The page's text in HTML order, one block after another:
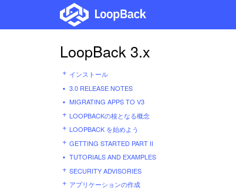
LoopBack 3.x
インストール
3.0 RELEASE NOTES
MIGRATING APPS TO V3
LOOPBACKの核となる概念
LOOPBACK を始めよう
GETTING STARTED PART II
TUTORIALS AND EXAMPLES
SECURITY ADVISORIES
アプリケーションの作成